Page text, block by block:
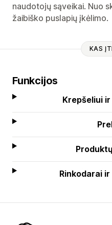
naudotojų sąveikai. Nuo
žaibiško puslapių įkėlimo.
KAS
Funkcijos
Krepšeliui
Rinkodarai